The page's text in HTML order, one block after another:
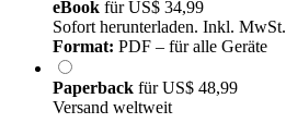
eBook fürUS$ 34,99
Sofort herunterladen. Inkl. MwSt.
Format: PDF – für alle Geräte
Paperback fürUS$ 48,99
Versand weltweit